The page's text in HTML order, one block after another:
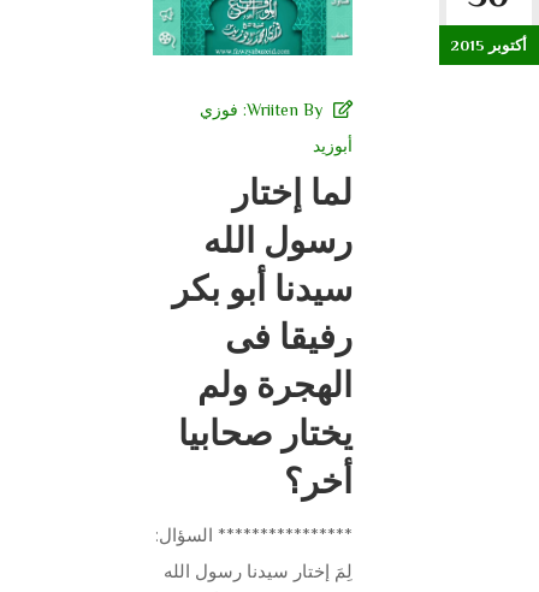
أكتوبر 2015
Wriiten By: فوزي
أبوزيد
لما إختار
رسول الله
سيدنا أبو بكر
رفيقا فى
الهجرة ولم
يختار صحابيا
أخر؟
**************** السؤال:
لِمَ إختار سيدنا رسول الله